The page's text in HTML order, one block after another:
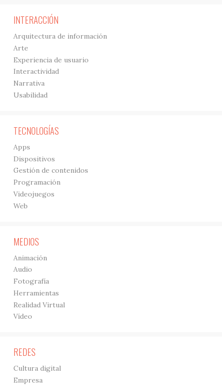
INTERACCIÓN
Arquitectura de información
Arte
Experiencia de usuario
Interactividad
Narrativa
Usabilidad
TECNOLOGÍAS
Apps
Dispositivos
Gestión de contenidos
Programación
Videojuegos
Web
MEDIOS
Animación
Audio
Fotografía
Herramientas
Realidad Virtual
Vídeo
REDES
Cultura digital
Empresa